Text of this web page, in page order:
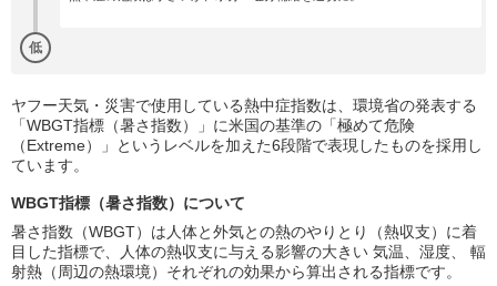
低
ヤフー天気・災害で使用している熱中症指数は、環境省の発表する
「WBGT指標（暑さ指数）」に米国の基準の「極めて危険
（Extreme）」というレベルを加えた6段階で表現したものを採用し
ています。
WBGT指標（暑さ指数）について
暑さ指数（WBGT）は人体と外気との熱のやりとり（熱収支）に着
目した指標で、人体の熱収支に与える影響の大きい 気温、湿度、 輻
射熱（周辺の熱環境）それぞれの効果から算出される指標です。